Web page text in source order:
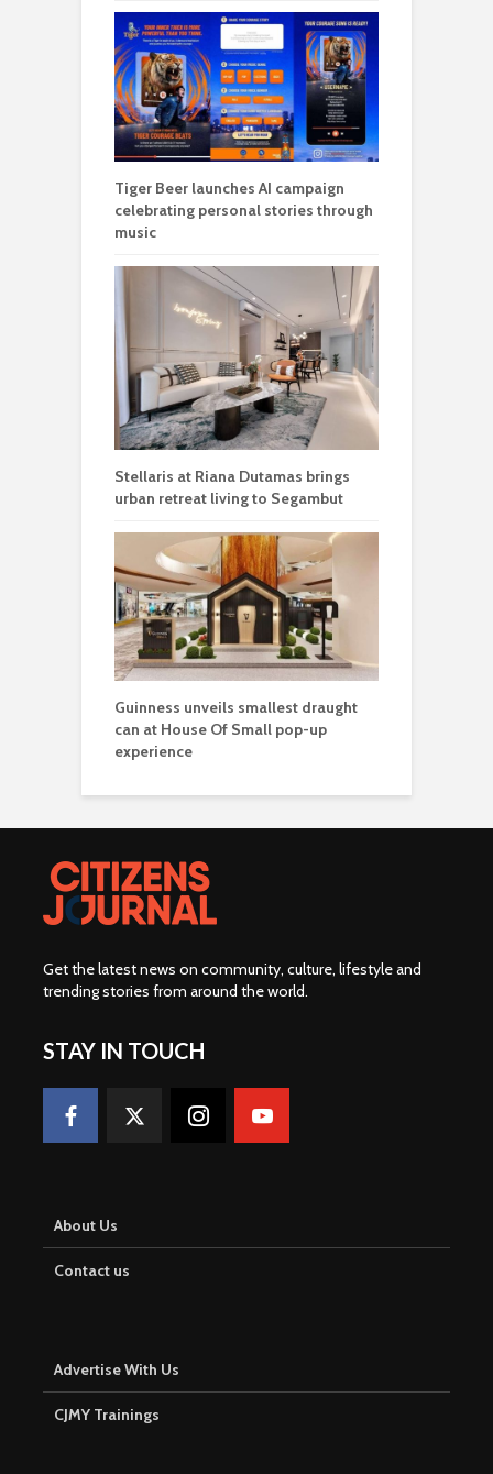
Tiger Beer launches AI campaign
celebrating personal stories through
music
Stellaris at Riana Dutamas brings
urban retreat living to Segambut
Guinness unveils smallest draught
can at House Of Small pop-up
experience
Get the latest news on community, culture, lifestyle and
trending stories from around the world.
STAY IN TOUCH
About Us
Contact us
Advertise With Us
CJMY Trainings